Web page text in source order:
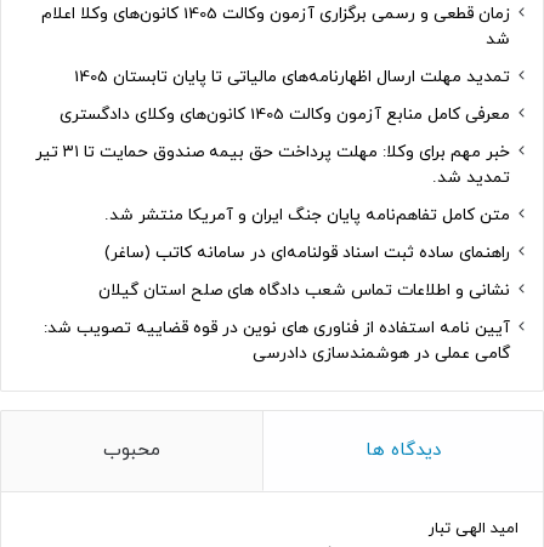
زمان قطعی و رسمی برگزاری آزمون وکالت 1405 کانون‌های وکلا اعلام
شد
تمدید مهلت ارسال اظهارنامه‌های مالیاتی تا پایان تابستان 1405
معرفی کامل منابع آزمون وکالت 1405 کانون‌های وکلای دادگستری
خبر مهم برای وکلا: مهلت پرداخت حق بیمه صندوق حمایت تا ۳۱ تیر
تمدید شد.
متن کامل تفاهم‌نامه پایان جنگ ایران و آمریکا منتشر شد.
راهنمای ساده ثبت اسناد قولنامه‌ای در سامانه کاتب (ساغر)
نشانی و اطلاعات تماس شعب دادگاه های صلح استان گیلان
آیین نامه استفاده از فناوری های نوین در قوه قضاییه تصویب شد:
گامی عملی در هوشمندسازی دادرسی
دیدگاه ها محبوب
امید الهی تبار